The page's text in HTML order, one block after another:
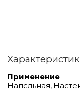
Применение
Напольная,